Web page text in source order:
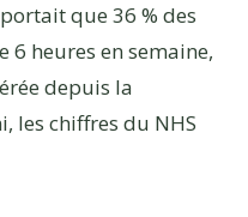
que 36 % des
heures en semaine,
depuis la
les chiffres du NHS